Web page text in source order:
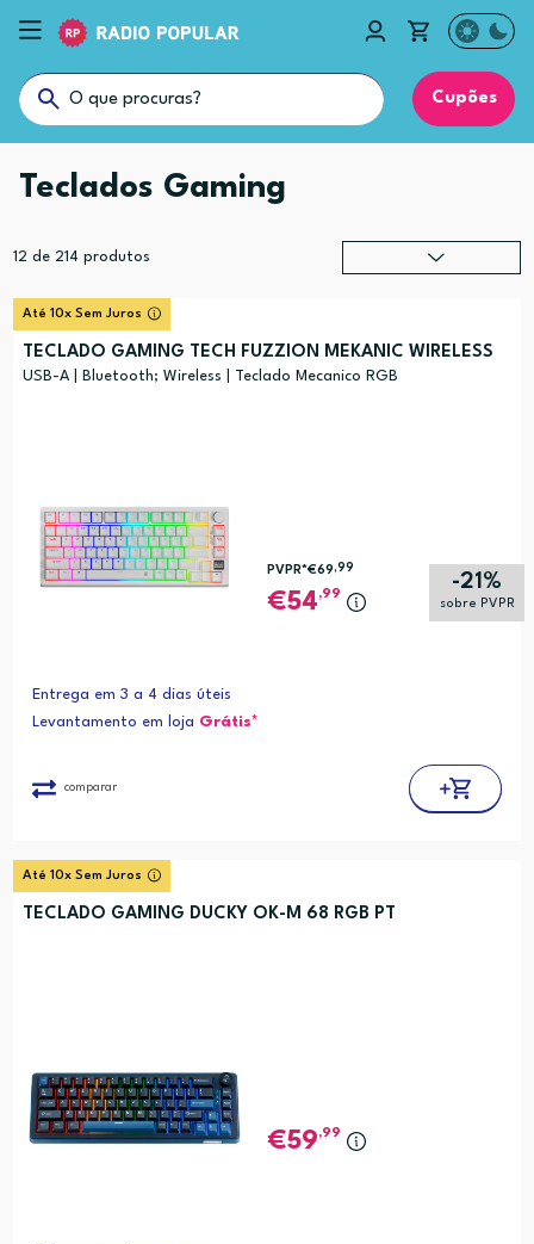
Cupões
Teclados Gaming
12 de 214 produtos
Preço (mais baixo)
Até 10x Sem Juros
TECLADO GAMING TECH FUZZION MEKANIC WIRELESS
USB-A | Bluetooth; Wireless | Teclado Mecanico RGB
-21%
sobre PVPR
PVPR*€69 ,99
54,99
Entrega em 3 a 4 dias úteis
Levantamento em loja Grátis*
comparar
Até 10x Sem Juros
TECLADO GAMING DUCKY OK-M 68 RGB PT
59,99